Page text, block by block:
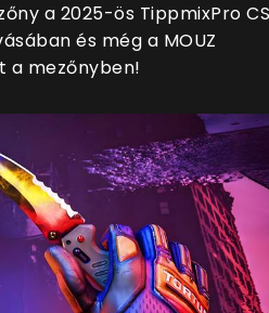
a 2025-ös TippmixPro
és még a MOUZ
a mezőnyben!